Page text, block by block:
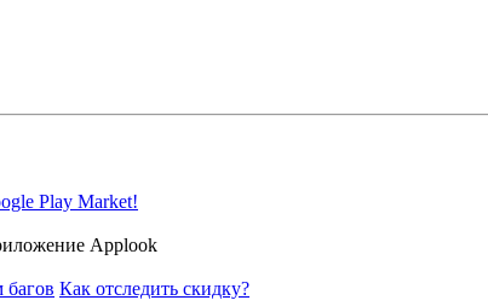
Applook
Как отследить скидку?